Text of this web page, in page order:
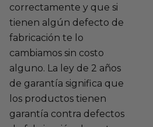
correctamente y que si
tienen algún defecto de
fabricación te lo
cambiamos sin costo
alguno. La ley de 2 años
de garantía significa que
los productos tienen
garantía contra defectos